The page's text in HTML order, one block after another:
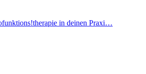
in deinen Praxi…